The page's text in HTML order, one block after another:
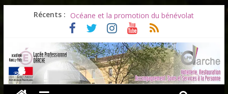
Récents :
Océane et la promotion du bénévolat
Bonnes vacances à tous !
Infos rentrée septembre 2026
Soirée d’adieux au Lycée Darche